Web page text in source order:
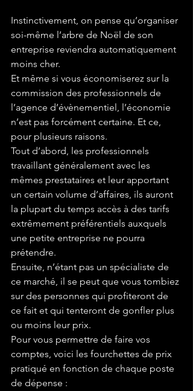
Instinctivement, on pense qu’organiser
soi-même l’arbre de Noël de son
entreprise reviendra automatiquement
moins cher.
Et même si vous économiserez sur la
commission des professionnels de
l’agence d’évènementiel, l’économie
n’est pas forcément certaine. Et ce,
pour plusieurs raisons.
Tout d’abord, les professionnels
travaillant généralement avec les
mêmes prestataires et leur apportant
un certain volume d’affaires, ils auront
la plupart du temps accès à des tarifs
extrêmement préférentiels auxquels
une petite entreprise ne pourra
prétendre.
Ensuite, n’étant pas un spécialiste de
ce marché, il se peut que vous tombiez
sur des personnes qui profiteront de
ce fait et qui tenteront de gonfler plus
ou moins leur prix.
Pour vous permettre de faire vos
comptes, voici les fourchettes de prix
pratiqué en fonction de chaque poste
de dépense :